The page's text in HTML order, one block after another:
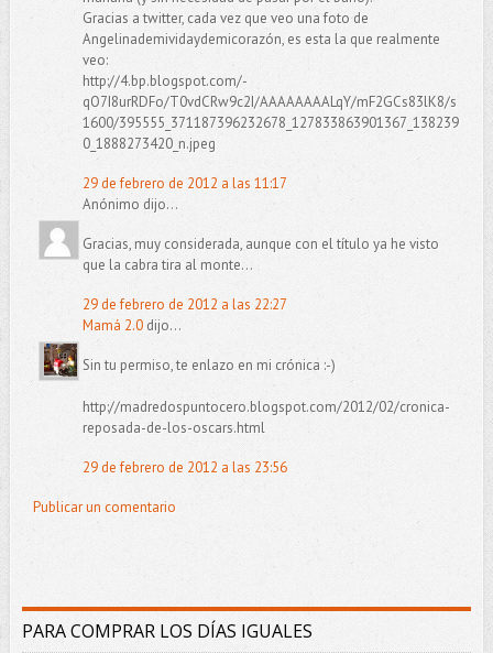
Gracias a twitter, cada vez que veo una foto de
Angelinademividaydemicorazón, es esta la que realmente
veo:
http://4.bp.blogspot.com/-
qO7I8urRDFo/T0vdCRw9c2I/AAAAAAAALqY/mF2GCs83lK8/s
1600/395555_371187396232678_127833863901367_138239
0_1888273420_n.jpeg
29 de febrero de 2012 a las 11:17
Anónimo dijo...
Gracias, muy considerada, aunque con el título ya he visto
que la cabra tira al monte...
29 de febrero de 2012 a las 22:27
Mamá 2.0dijo...
Sin tu permiso, te enlazo en mi crónica :-)
http://madredospuntocero.blogspot.com/2012/02/cronica-
reposada-de-los-oscars.html
29 de febrero de 2012 a las 23:56
Publicar un comentario
PARA COMPRAR LOS DÍAS IGUALES